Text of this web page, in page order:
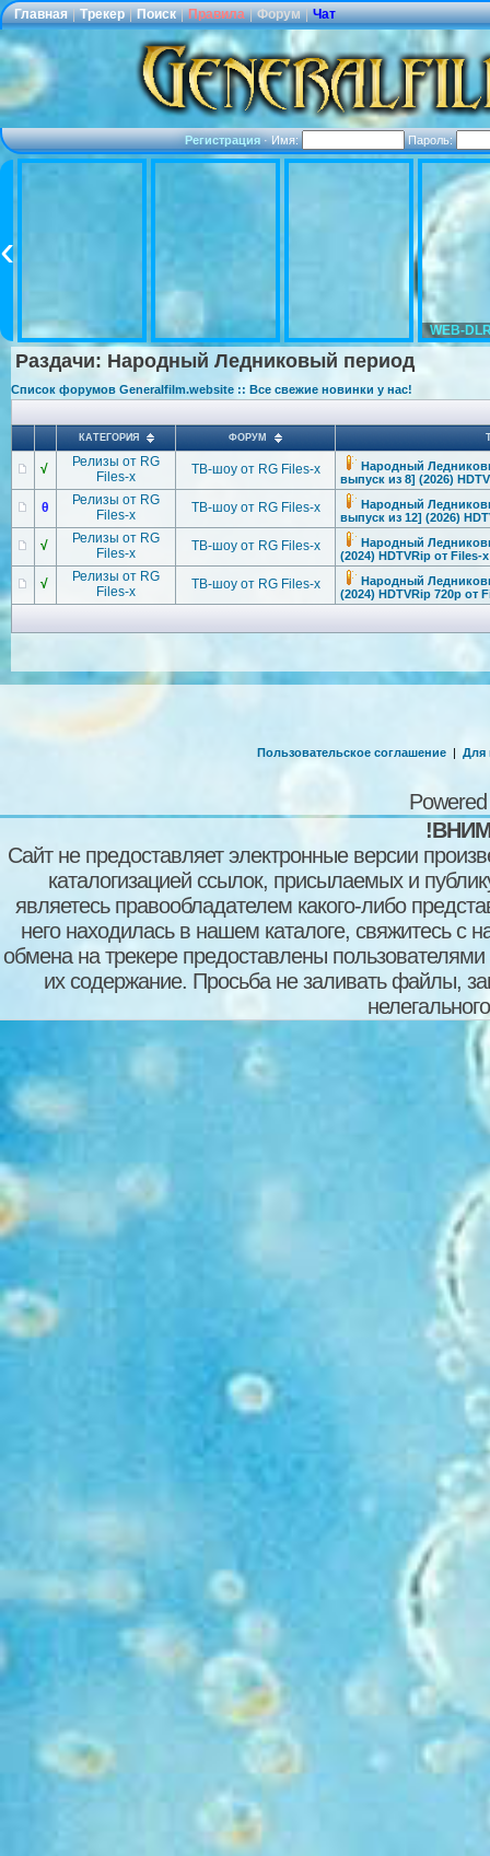
Главная | Трекер | Поиск | Правила | Форум | Чат
Регистрация·Имя: Пароль:
WEB-
Раздачи: Народный Ледниковый период
Список форумов Generalfilm.website :: Все свежие новинки у нас!
КАТЕГОРИЯ ФОРУМ
√
Релизы от RG
Files-x
ТВ-шоу от RG Files-x
Народный
выпуск из 8] (2026)
θ
Релизы от RG
Files-x
ТВ-шоу от RG Files-x
Народный
выпуск из 12] (2026)
√
Релизы от RG
Files-x
ТВ-шоу от RG Files-x
Народный
(2024) HDTVRip от Files-x
√
Релизы от RG
Files-x
ТВ-шоу от RG Files-x
Народный
(2024) HDTVRip 720p от
Пользовательское соглашение | Для
Сайт не предоставляет электронные версии
каталогизацией ссылок, присылаемых и
являетесь правообладателем какого-либо
него находилась в нашем каталоге, свяжитесь
обмена на трекере предоставлены пользователями
их содержание. Просьба не заливать файлы,